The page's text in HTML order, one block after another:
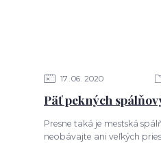
17 06 2020
Päť pekných
Presne taká je mestská
neobávajte ani veľkých